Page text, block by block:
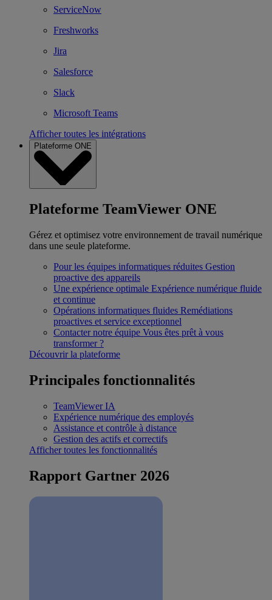
ServiceNow
Freshworks
Jira
Salesforce
Slack
Microsoft Teams
Afficher toutes les intégrations
Plateforme ONE
Plateforme TeamViewer ONE
Gérez et optimisez votre environnement de travail numérique
dans une seule plateforme.
Pour les équipes informatiques réduites Gestion
proactive des appareils
Une expérience optimale Expérience numérique fluide
et continue
Opérations informatiques fluides Remédiations
proactives et service exceptionnel
Contacter notre équipe Vous êtes prêt à vous
transformer ?
Découvrir la plateforme
Principales fonctionnalités
TeamViewer IA
Expérience numérique des employés
Assistance et contrôle à distance
Gestion des actifs et correctifs
Afficher toutes les fonctionnalités
Rapport Gartner 2026